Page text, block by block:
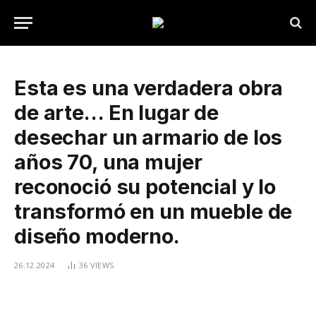
Esta es una verdadera obra
de arte… En lugar de
desechar un armario de los
años 70, una mujer
reconoció su potencial y lo
transformó en un mueble de
diseño moderno.
26.12.2024 36 VIEWS